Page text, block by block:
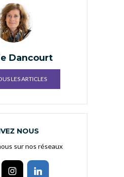
Dancourt
LES ARTICLES
NOUS
sur nos réseaux